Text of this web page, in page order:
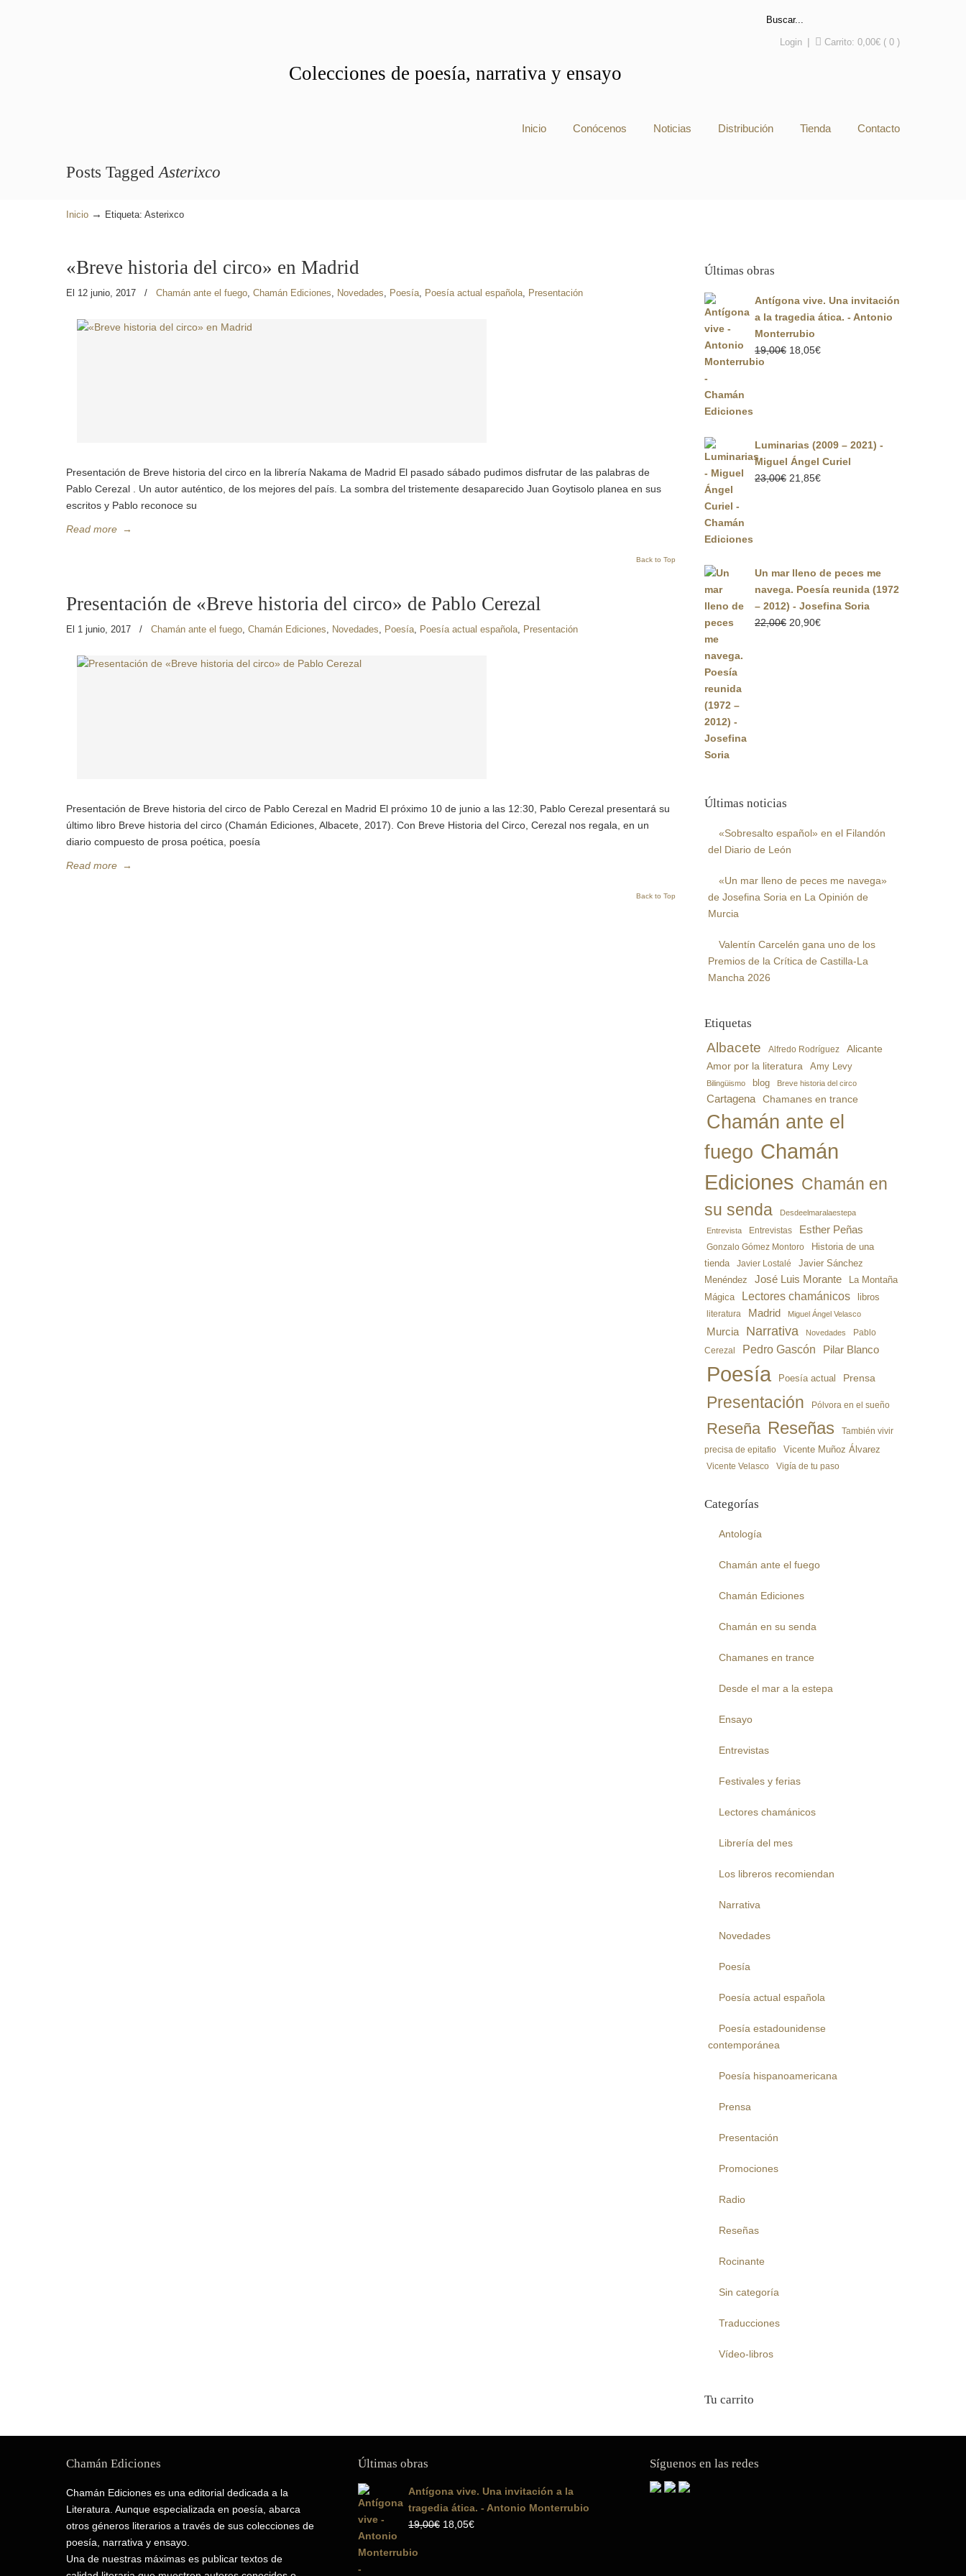
Colecciones de poesía, narrativa y ensayo
Login Carrito: 0,00€ ( 0 )
Inicio Conócenos Noticias Distribución Tienda Contacto
Posts Tagged Asterixco
Inicio → Etiqueta: Asterixco
«Breve historia del circo» en Madrid
El 12 junio, 2017 / Chamán ante el fuego, Chamán Ediciones, Novedades, Poesía, Poesía actual española, Presentación
Presentación de Breve historia del circo en la librería Nakama de Madrid El pasado sábado pudimos disfrutar de las palabras de
Pablo Cerezal . Un autor auténtico, de los mejores del país. La sombra del tristemente desaparecido Juan Goytisolo planea en sus
escritos y Pablo reconoce su
Read more →
Back to Top
Presentación de «Breve historia del circo» de Pablo Cerezal
El 1 junio, 2017 / Chamán ante el fuego, Chamán Ediciones, Novedades, Poesía, Poesía actual española, Presentación
Presentación de Breve historia del circo de Pablo Cerezal en Madrid El próximo 10 de junio a las 12:30, Pablo Cerezal presentará su
último libro Breve historia del circo (Chamán Ediciones, Albacete, 2017). Con Breve Historia del Circo, Cerezal nos regala, en un
diario compuesto de prosa poética, poesía
Read more →
Back to Top
Últimas obras
Antígona vive. Una invitación
a la tragedia ática. - Antonio
Monterrubio
19,00€ El
18,05€El
Luminarias (2009 – 2021) -
Miguel Ángel Curiel
23,00€ El
21,85€El
Un mar lleno de peces me
navega. Poesía reunida (1972
– 2012) - Josefina Soria
22,00€ El
20,90€El
Últimas noticias
«Sobresalto español» en el Filandón
del Diario de León
«Un mar lleno de peces me navega»
de Josefina Soria en La Opinión de
Murcia
Valentín Carcelén gana uno de los
Premios de la Crítica de Castilla-La
Mancha 2026
Etiquetas
Albacete Alfredo Rodríguez
Alicante
Amor por la literatura
Amy Levy
Bilingüismo blog Breve historia del circo
Cartagena Chamanes en trance
Chamán ante el
fuego Chamán
Ediciones Chamán en
su senda
Desdeelmaralaestepa
Entrevista Entrevistas Esther Peñas
Gonzalo Gómez Montoro
Historia de una
tienda
Javier Lostalé
Javier Sánchez
Menéndez
José Luis Morante
La Montaña
Mágica
Lectores chamánicos libros
literatura Madrid Miguel Ángel Velasco
Murcia Narrativa Novedades
Pablo
Cerezal
Pedro Gascón Pilar Blanco
Poesía Poesía actual Prensa
Presentación Pólvora en el sueño
Reseña Reseñas
También vivir
precisa de epitafio
Vicente Muñoz Álvarez
Vicente Velasco
Vigía de tu paso
Categorías
Antología
Chamán ante el fuego
Chamán Ediciones
Chamán en su senda
Chamanes en trance
Desde el mar a la estepa
Ensayo
Entrevistas
Festivales y ferias
Lectores chamánicos
Librería del mes
Los libreros recomiendan
Narrativa
Novedades
Poesía
Poesía actual española
Poesía estadounidense
contemporánea
Poesía hispanoamericana
Prensa
Presentación
Promociones
Radio
Reseñas
Rocinante
Sin categoría
Traducciones
Vídeo-libros
Tu carrito
Chamán Ediciones
Chamán Ediciones es una editorial dedicada a la
Literatura. Aunque especializada en poesía, abarca
otros géneros literarios a través de sus colecciones de
poesía, narrativa y ensayo.
Una de nuestras máximas es publicar textos de
Últimas obras
Antígona vive. Una invitación a la
tragedia ática. - Antonio Monterrubio
19,00€ El
18,05€El
Síguenos en las redes